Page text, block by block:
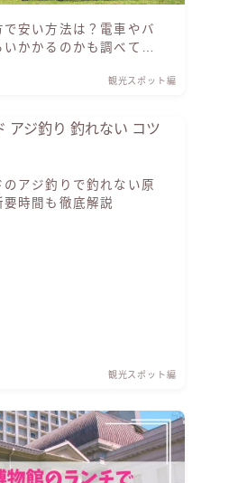
安い方法は？電車やバ
かかるのかも調べてみ
観光スポット編
アジ釣りで釣れない原
時間も徹底解説
観光スポット編